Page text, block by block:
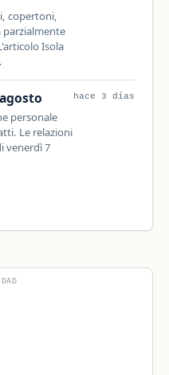
copertoni,
parzialmente
Isola
personale
Le relazioni
venerdì 7
hace 3 días